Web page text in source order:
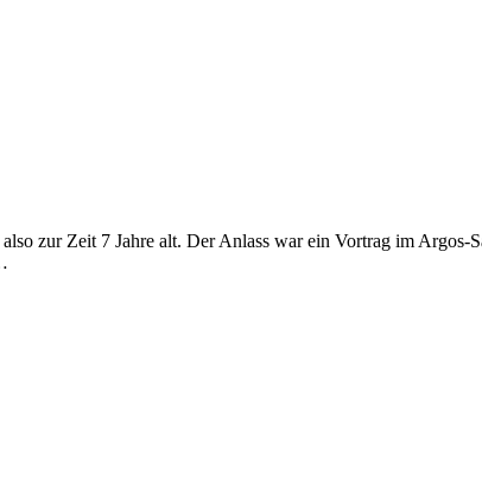
zur Zeit 7 Jahre alt. Der Anlass war ein Vortrag im